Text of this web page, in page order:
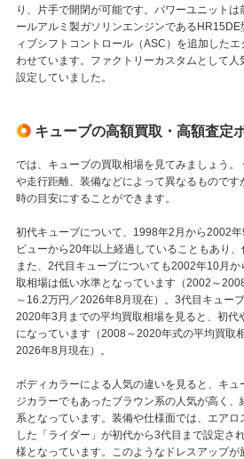
り、片手で開閉が可能です。パワーユニット
ールアルミ製ガソリンエンジンである
ィブシフトコントロール（ASC）を追加した
わせています。ファクトリーカスタムとして人
設定していました。
キューブの高額買取・高額査定
では、キューブの買取相場を見てみましょう
や走行距離、装備などによって異なるもので
時の目安にすることができます。
初代キューブについて、1998年2月から2002
ビューから20年以上経過していることもあり、
また、2代目キューブについても2002年10月
取相場は低い水準となっています（2002～
～16.2万円／2026年8月現在）。3代目キュー
2020年3月までの平均買取相場を見ると、初代
になっています（2008～2020年式の平均買取
2026年8月現在）。
ボディカラーによる人気の違いを見ると、キ
ジカラーでもあったブラウン系の人気が高く
系となっています。装備や仕様面では、エア
した「ライダー」が初代から3代目まで設定さ
様となっています。このようなドレスアップ